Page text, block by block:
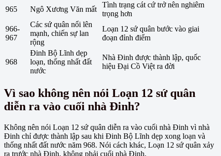
965
Ngô Xương Văn mất
Tình trạng cát cứ trở nên nghiêm
trọng hơn
966-
967
Các sứ quân nổi lên
mạnh, chiến sự lan
rộng
Loạn 12 sứ quân bước vào giai
đoạn đỉnh điểm
968
Đinh Bộ Lĩnh dẹp
loạn, thống nhất đất
nước
Nhà Đinh được thành lập, quốc
hiệu Đại Cồ Việt ra đời
Vì sao không nên nói Loạn 12 sứ quân
diễn ra vào cuối nhà Đinh?
Không nên nói Loạn 12 sứ quân diễn ra vào cuối nhà Đinh vì nhà
Đinh chỉ được thành lập sau khi Đinh Bộ Lĩnh dẹp xong loạn và
thống nhất đất nước năm 968. Nói cách khác, Loạn 12 sứ quân xảy
ra trước nhà Đinh, không phải cuối nhà Đinh.